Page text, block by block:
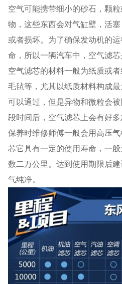
空气可能携带细小的砂石，颗
物，这些东西会对气缸壁，活
或者损坏。为了确保发动机的
命，所以一辆汽车中，空气滤芯
空气滤芯的材料一般为纸质或
毛毡等，尤其以纸质材料构成
可以通过，但是异物和微粒会
段时间后，空气滤芯上会有好
保养时维修师傅一般会用高压
芯它具有一定的使用寿命，一
数二万公里。达到使用期限后
气纯净。